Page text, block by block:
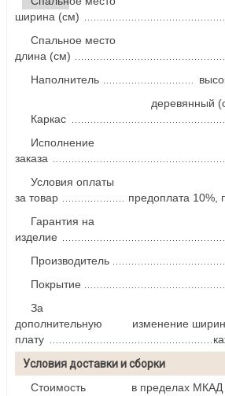
ширина (см)
Спальное место
длина (см)
Наполнитель
Каркас
деревянный
Исполнение
заказа
Условия оплаты
за товар
предоплата 10%,
Гарантия на
изделие
Производитель
Покрытие
За
дополнительную
плату
изменение
Условия доставки и сборки
Стоимость
в пределах